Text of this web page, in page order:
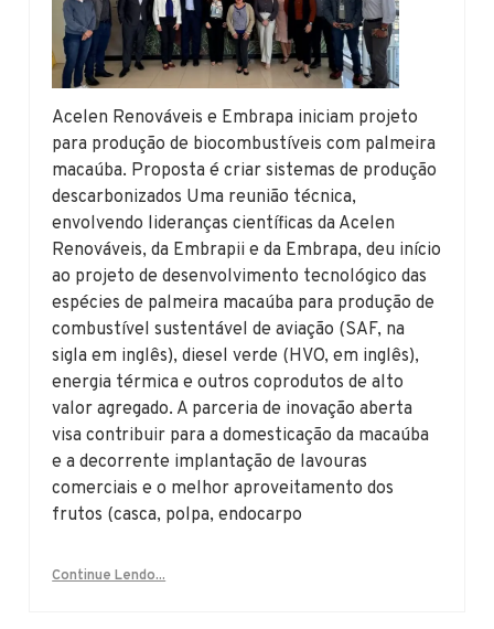
Acelen Renováveis e Embrapa iniciam projeto
para produção de biocombustíveis com palmeira
macaúba. Proposta é criar sistemas de produção
descarbonizados Uma reunião técnica,
envolvendo lideranças científicas da Acelen
Renováveis, da Embrapii e da Embrapa, deu início
ao projeto de desenvolvimento tecnológico das
espécies de palmeira macaúba para produção de
combustível sustentável de aviação (SAF, na
sigla em inglês), diesel verde (HVO, em inglês),
energia térmica e outros coprodutos de alto
valor agregado. A parceria de inovação aberta
visa contribuir para a domesticação da macaúba
e a decorrente implantação de lavouras
comerciais e o melhor aproveitamento dos
frutos (casca, polpa, endocarpo
Continue Lendo...